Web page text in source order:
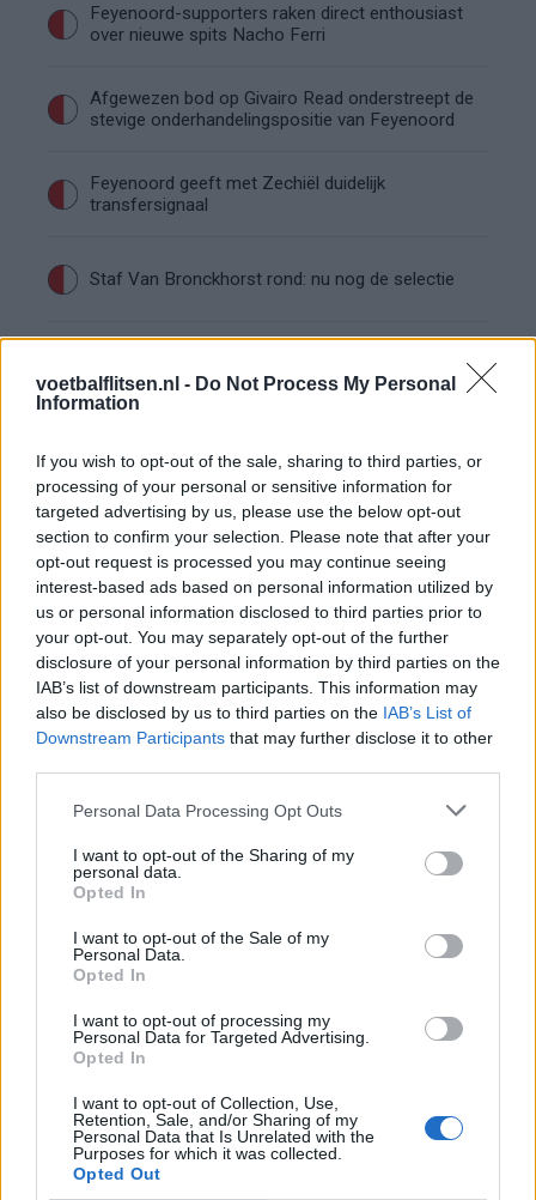
voetbalflitsen.nl - Do Not Process My Personal
Information
If you wish to opt-out of the sale, sharing to third parties, or
processing of your personal or sensitive information for
targeted advertising by us, please use the below opt-out
section to confirm your selection. Please note that after your
opt-out request is processed you may continue seeing
interest-based ads based on personal information utilized by
us or personal information disclosed to third parties prior to
your opt-out. You may separately opt-out of the further
disclosure of your personal information by third parties on the
IAB’s list of downstream participants. This information may
also be disclosed by us to third parties on the IAB’s List of
Downstream Participants that may further disclose it to other
Personal Data Processing Opt Outs
I want to opt-out of the Sharing of my
personal data.
Opted In
I want to opt-out of the Sale of my
Personal Data.
Opted In
I want to opt-out of processing my
Personal Data for Targeted Advertising.
Opted In
I want to opt-out of Collection, Use,
Retention, Sale, and/or Sharing of my
Personal Data that Is Unrelated with the
Purposes for which it was collected.
Opted Out
Feyenoord-supporters raken direct enthousiast
over nieuwe spits Nacho Ferri
Afgewezen bod op Givairo Read onderstreept de
stevige onderhandelingspositie van Feyenoord
Feyenoord geeft met Zechiël duidelijk
transfersignaal
Staf Van Bronckhorst rond: nu nog de selectie
groot probleem van vorig seizoen op
ziet de route naar de seizoensstart eruit
Givairo Read spreekt zich uit over Feyenoord-
toekomst: 'Het kan nog alle kanten op'
Feyenoord zoekt nieuwe nummer één na
dreigend vertrek Wellenreuther
Feyenoord doet voorstel aan beoogde nieuwe
eerste keeper
Saoedische topclub maakt werk van Hadj
Moussa: Feyenoord wacht op bod
Mats Deijl neemt definitief afscheid van
Deventer: Feyenoorder zet woning te koop
Van Beukering haalt hard uit na opmerkingen
over zijn gewicht
Overzicht: Zo presteren de Feyenoord-spelers
op het WK 2026
Feyenoord begint aan nieuw tijdperk: programma
richting seizoenstart